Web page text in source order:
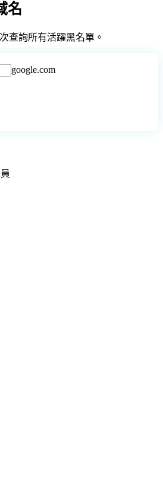
名
查詢所有活躍黑名單。
google.com